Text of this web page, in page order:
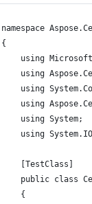
namespace
{
using
using
using
using
    using System;
using
    [TestClass]
public class
    {